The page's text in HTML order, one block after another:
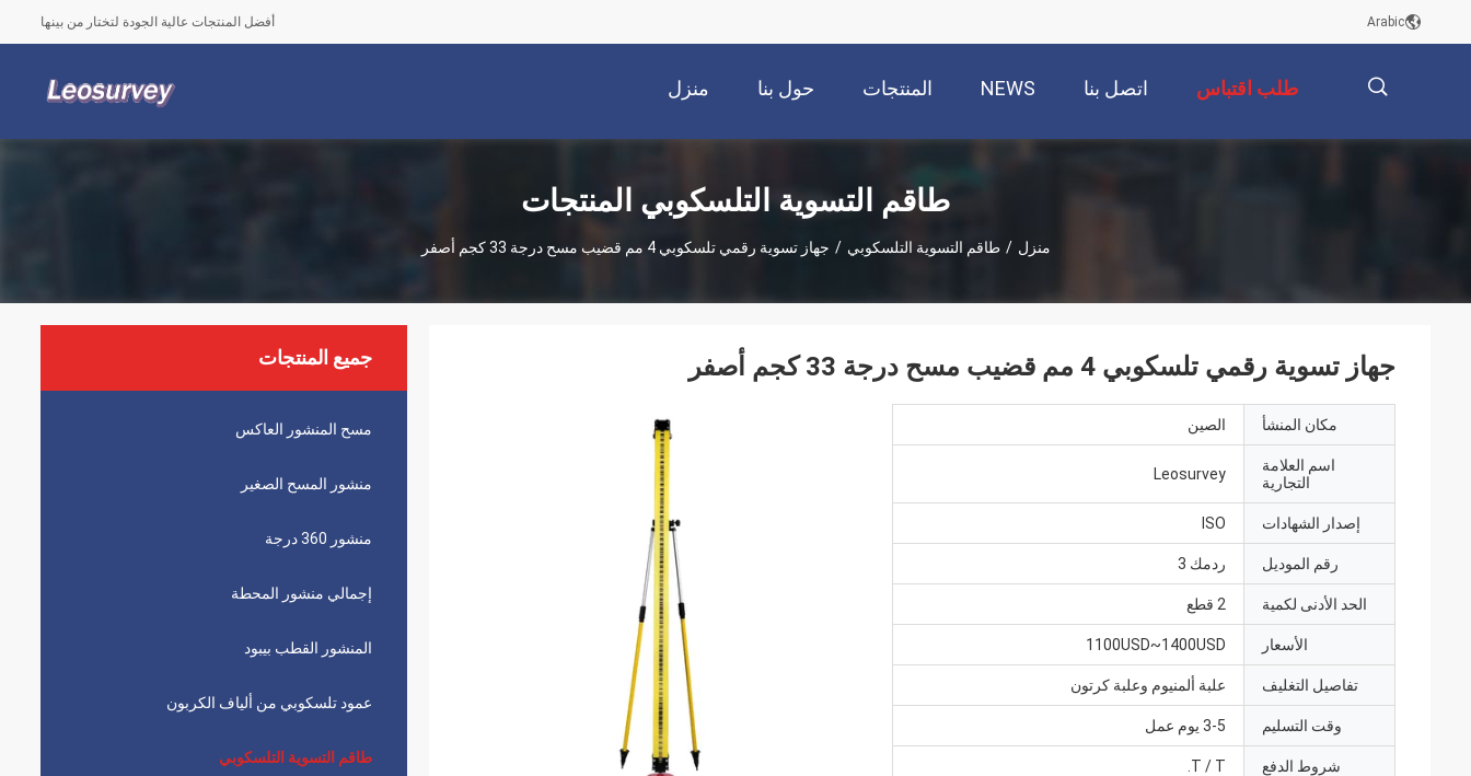
أفضل المنتجات عالية الجودة لتختار من بينها Arabic
منزل حول بنا المنتجات NEWS اتصل بنا طلب اقتباس
طاقم التسوية التلسكوبي المنتجات
منزل / طاقم التسوية التلسكوبي / جهاز تسوية رقمي تلسكوبي 4 مم قضيب مسح درجة 33 كجم أصفر
جميع المنتجات
مسح المنشور العاكس
منشور المسح الصغير
منشور 360 درجة
إجمالي منشور المحطة
المنشور القطب بيبود
عمود تلسكوبي من ألياف الكربون
طاقم التسوية التلسكوبي
جهاز تسوية رقمي تلسكوبي 4 مم قضيب مسح درجة 33 كجم أصفر
مكان المنشأ الصين
اسم العلامة
التجارية
Leosurvey
إصدار الشهادات ISO
رقم الموديل ردمك 3
الحد الأدنى لكمية 2 قطع
الأسعار 1100USD~1400USD
تفاصيل التغليف علبة ألمنيوم وعلبة كرتون
وقت التسليم 3-5 يوم عمل
شروط الدفع T / T.